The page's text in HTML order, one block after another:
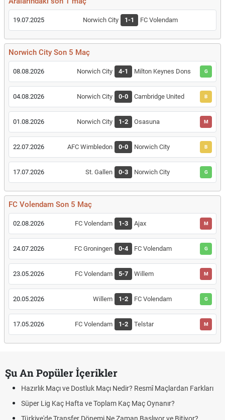
19.07.2025 Norwich City 1-1 FC Volendam
Norwich City Son 5 Maç
08.08.2026 Norwich City 4-1 Milton Keynes Dons G
04.08.2026 Norwich City 0-0 Cambridge United B
01.08.2026 Norwich City 1-2 Osasuna M
22.07.2026 AFC Wimbledon 0-0 Norwich City B
17.07.2026 St. Gallen 0-3 Norwich City G
FC Volendam Son 5 Maç
02.08.2026 FC Volendam 1-3 Ajax M
24.07.2026 FC Groningen 0-4 FC Volendam G
23.05.2026 FC Volendam 5-7 Willem M
20.05.2026 Willem 1-2 FC Volendam G
17.05.2026 FC Volendam 1-2 Telstar M
Şu An Popüler İçerikler
Hazırlık Maçı ve Dostluk Maçı Nedir? Resmî Maçlardan Farkları
Süper Lig Kaç Hafta ve Toplam Kaç Maç Oynanır?
Türkiye'de Transfer Dönemi Ne Zaman Başlıyor ve Bitiyor?